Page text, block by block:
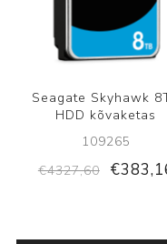
Seagate Skyhawk
HDD kõvaketas
109265
€4327,60